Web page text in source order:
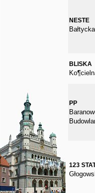
NESTE
BLISKA
PP
123